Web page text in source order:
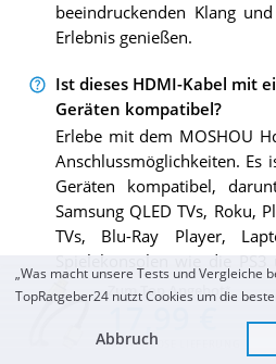
Zum Top Angebot
KOSTENLOSE LIEFERUNG
beeindruckenden Klang
Erlebnis genießen.
Ist dieses HDMI-Kabel mit
Geräten kompatibel?
Erlebe mit dem MOSHOU
Anschlussmöglichkeiten. Es
Geräten kompatibel,
Samsung QLED TVs, Roku,
TVs, Blu-Ray Player,
Spielekonsolen wie die
und Xbox One S, Wii U,
und mehr. Ganz gleich,
möchtest, dieses HDMI-
„Was macht unsere Tests und Vergleiche
TopRatgeber24 nutzt Cookies um die
Abbruch